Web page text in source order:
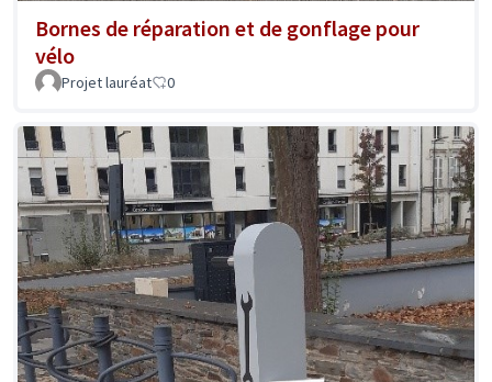
Bornes de réparation et de gonflage pour
vélo
Projet lauréat 0